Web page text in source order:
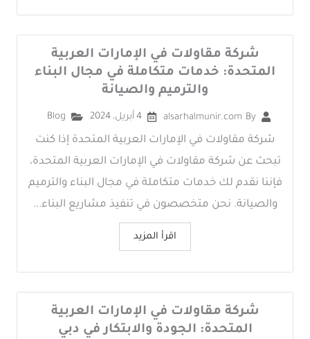
شركة مقاولات في الإمارات العربية
المتحدة: خدمات متكاملة في مجال البناء
والترميم والصيانة
By
alsarhalmunir.com 4 أبريل، 2024 Blog
شركة مقاولات في الإمارات العربية المتحدة إذا كنت
تبحث عن شركة مقاولات في الإمارات العربية المتحدة،
فإننا نقدم لك خدمات متكاملة في مجال البناء والترميم
والصيانة. نحن متخصصون في تنفيذ مشاريع البناء...
اقرأ المزيد
شركة مقاولات في الإمارات العربية
المتحدة: الجودة والابتكار في دبي